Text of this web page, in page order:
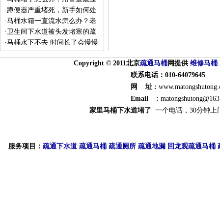
剂能通吗？
·蹲便器严重堵死，新手如何处
理
·马桶水箱一直流水怎么办？老
师傅告诉你实用的检修方法
·卫生间下水道被头发堵塞的疏
通方法
·马桶水下不去 时间长了会慢慢
Copyright © 2011北京疏通马桶网提供 维修马桶
联系电话：010-64079645
网 址 :
Email :
家里马桶下水道堵了 一个电话，30分钟上
服务项目： 疏通下水道 疏通马桶 疏通厕所 疏通地漏 回龙观疏通马桶